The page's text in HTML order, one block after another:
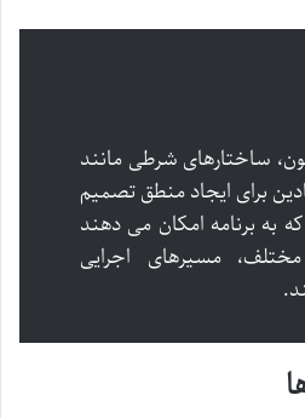
ساختارهای شرطی مانند
برای ایجاد منطق تصمیم
به برنامه امکان می دهند
مسیرهای اجرایی